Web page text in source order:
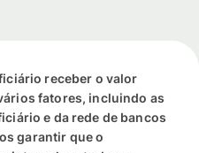
receber o valor
fatores, incluindo as
e da rede de bancos
garantir que o